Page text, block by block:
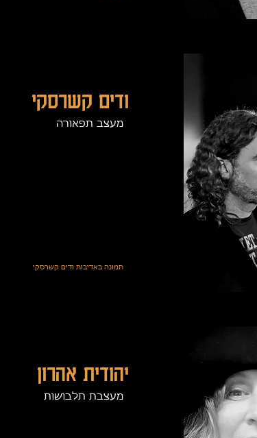
ודים קשרסקי
מעצב תפאורה
תמונה באדיבות ודים קשרסקי
יהודית אהרון
מעצבת תלבושות